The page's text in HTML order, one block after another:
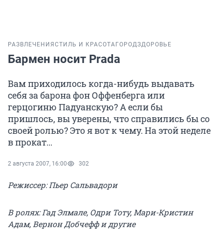
РАЗВЛЕЧЕНИЯ СТИЛЬ И КРАСОТА ГОРОДЗДОРОВЬЕ
Бармен носит Prada
Вам приходилось когда-нибудь выдавать
себя за барона фон Оффенберга или
герцогиню Падуанскую? А если бы
пришлось, вы уверены, что справились бы со
своей ролью? Это я вот к чему. На этой неделе
в прокат...
2 августа 2007, 16:00 302
Режиссер: Пьер Сальвадори
В ролях: Гад Элмале, Одри Тоту, Мари-Кристин
Адам, Вернон Добчефф и другие